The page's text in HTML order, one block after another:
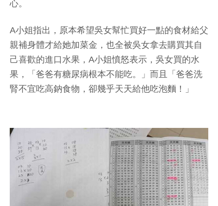
心。
A小姐指出，原本希望吳女幫忙買好一點的食材給父
親補身體才給她加菜金，也全被吳女拿去購買其自
己喜歡的進口水果，A小姐憤怒表示，吳女買的水
果，「爸爸有糖尿病根本不能吃。」而且「爸爸洗
腎不宜吃高鈉食物，卻幾乎天天給他吃泡麵！」